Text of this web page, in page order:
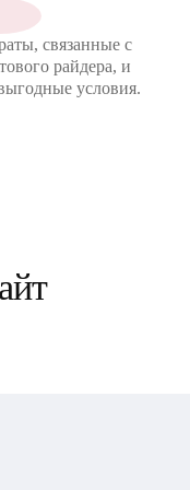
связанные с
райдера, и
условия.